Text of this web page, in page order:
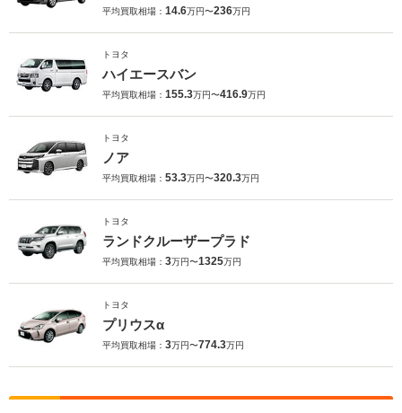
平均買取相場： 14.6万円〜236万円
トヨタ
ハイエースバン
平均買取相場： 155.3万円〜416.9万円
トヨタ
ノア
平均買取相場： 53.3万円〜320.3万円
トヨタ
ランドクルーザープラド
平均買取相場： 3万円〜1325万円
トヨタ
プリウスα
平均買取相場： 3万円〜774.3万円